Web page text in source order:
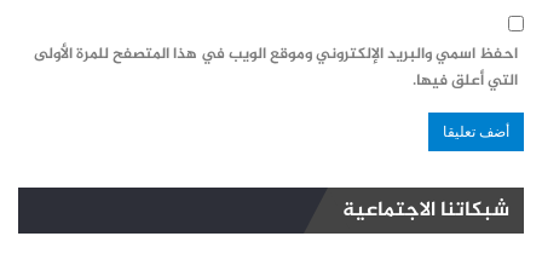
احفظ اسمي والبريد الإلكتروني وموقع الويب في هذا المتصفح للمرة الأولى
التي أعلق فيها.
شبكاتنا الاجتماعية